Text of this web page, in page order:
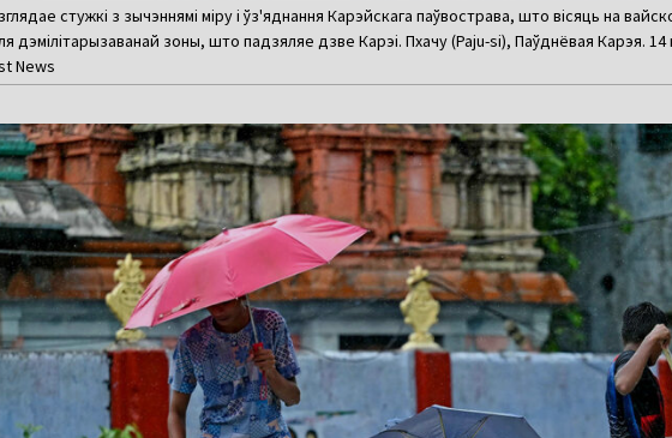
стужкі з зычэннямі міру і ўз'яднання Карэйскага паўвострава, што вісяць на
дэмілітарызаванай зоны, што падзяляе дзве Карэі. Пхачу (Paju-si), Паўднёвая Карэя.
News